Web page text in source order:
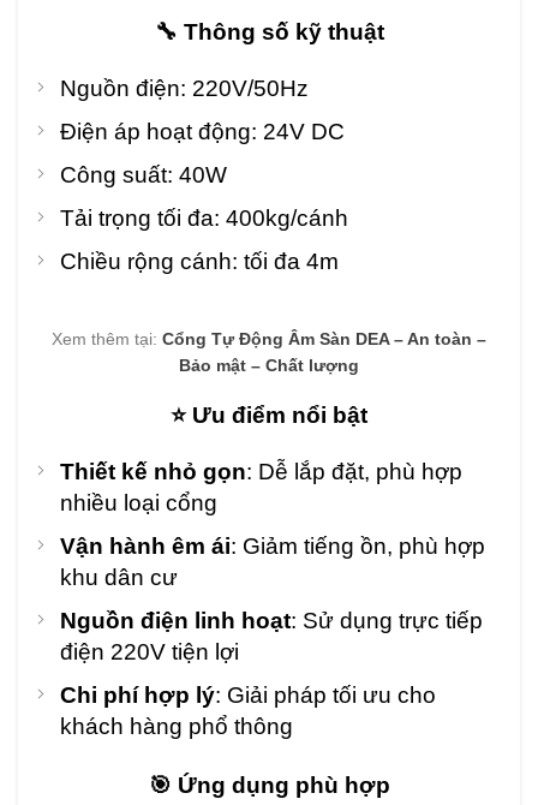
🔧 Thông số kỹ thuật
Nguồn điện: 220V/50Hz
Điện áp hoạt động: 24V DC
Công suất: 40W
Tải trọng tối đa: 400kg/cánh
Chiều rộng cánh: tối đa 4m
Xem thêm tại: Cổng Tự Động Âm Sàn DEA – An toàn –
Bảo mật – Chất lượng
⭐ Ưu điểm nổi bật
Thiết kế nhỏ gọn: Dễ lắp đặt, phù hợp
nhiều loại cổng
Vận hành êm ái: Giảm tiếng ồn, phù hợp
khu dân cư
Nguồn điện linh hoạt: Sử dụng trực tiếp
điện 220V tiện lợi
Chi phí hợp lý: Giải pháp tối ưu cho
khách hàng phổ thông
🎯 Ứng dụng phù hợp